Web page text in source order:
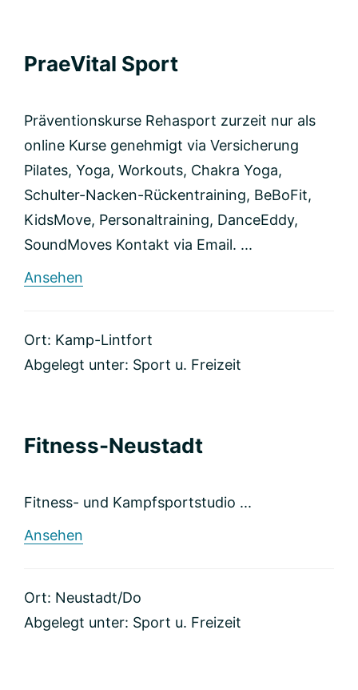
PraeVital Sport
Präventionskurse Rehasport zurzeit nur als
online Kurse genehmigt via Versicherung
Pilates, Yoga, Workouts, Chakra Yoga,
Schulter-Nacken-Rückentraining, BeBoFit,
KidsMove, Personaltraining, DanceEddy,
SoundMoves Kontakt via Email. ...
Ansehen
Ort: Kamp-Lintfort
Abgelegt unter: Sport u. Freizeit
Fitness-Neustadt
Fitness- und Kampfsportstudio ...
Ansehen
Ort: Neustadt/Do
Abgelegt unter: Sport u. Freizeit